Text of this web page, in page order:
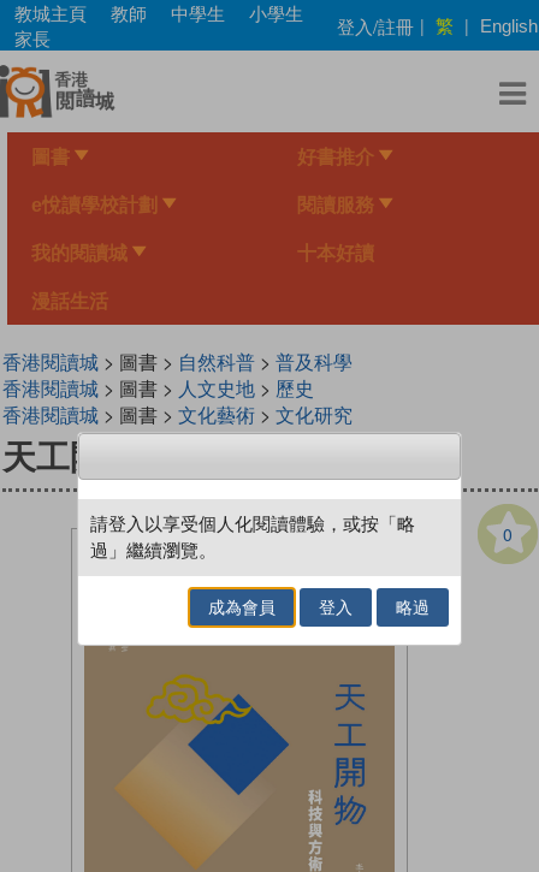
Skip
main
content
教城主頁 教師 中學生
小學生
家長
登入/註冊 | 繁 | English
圖書 好書推介
e悅讀學校計劃 閱讀服務
我的閱讀城 十本好讀
漫話生活
香港閱讀城> 圖書 > 自然科普> 普及科學
香港閱讀城> 圖書 > 人文史地> 歷史
香港閱讀城> 圖書 > 文化藝術> 文化研究
天工開物：科技與方術
0
請登入以享受個人化閱讀體驗，或按「略
過」繼續瀏覽。
成為會員 登入 略過